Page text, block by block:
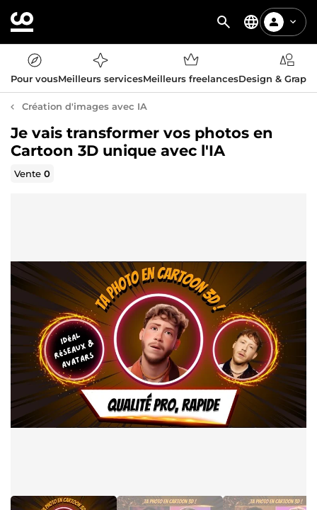
Pour vousMeilleurs servicesMeilleurs freelancesDesign &
Création d'images avec IA
Je vais transformer vos photos en
Cartoon 3D unique avec l'IA
Vente0